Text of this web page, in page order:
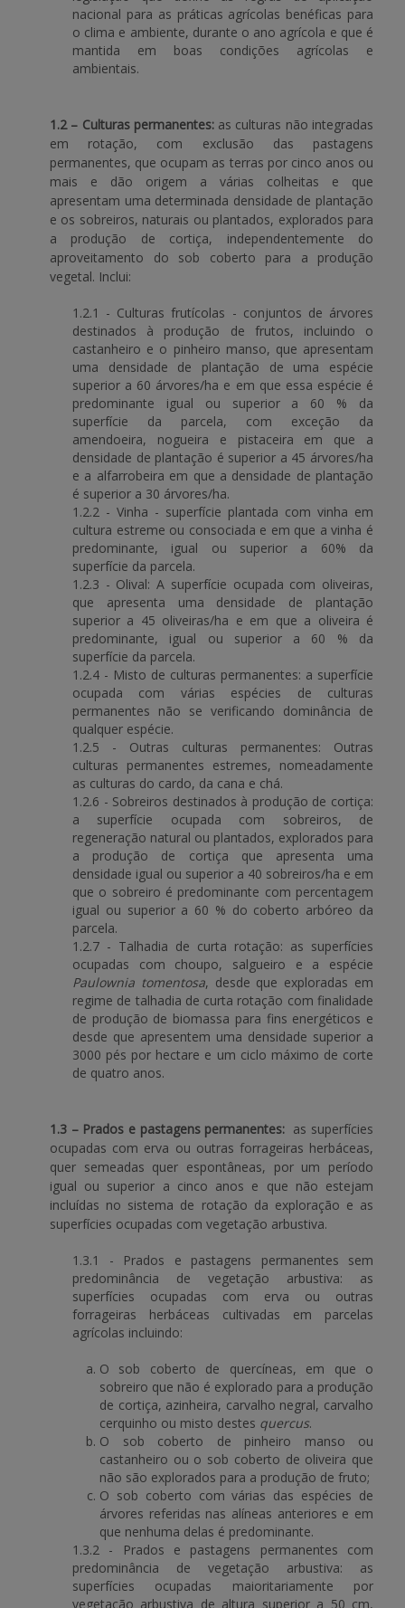
nacional para as práticas agrícolas benéficas para
o clima e ambiente, durante o ano agrícola e que é
mantida em boas condições agrícolas e
ambientais.
1.2 – Culturas permanentes:as culturas não integradas
em rotação, com exclusão das pastagens
permanentes, que ocupam as terras por cinco anos ou
mais e dão origem a várias colheitas e que
apresentam uma determinada densidade de plantação
e os sobreiros, naturais ou plantados, explorados para
a produção de cortiça, independentemente do
aproveitamento do sob coberto para a produção
vegetal. Inclui:
1.2.1 - Culturas frutícolas - conjuntos de árvores
destinados à produção de frutos, incluindo o
castanheiro e o pinheiro manso, que apresentam
uma densidade de plantação de uma espécie
superior a 60 árvores/ha e em que essa espécie é
predominante igual ou superior a 60 % da
superfície da parcela, com exceção da
amendoeira, nogueira e pistaceira em que a
densidade de plantação é superior a 45 árvores/ha
e a alfarrobeira em que a densidade de plantação
é superior a 30 árvores/ha.
1.2.2 - Vinha - superfície plantada com vinha em
cultura estreme ou consociada e em que a vinha é
predominante, igual ou superior a 60% da
superfície da parcela.
1.2.3 - Olival: A superfície ocupada com oliveiras,
que apresenta uma densidade de plantação
superior a 45 oliveiras/ha e em que a oliveira é
predominante, igual ou superior a 60 % da
superfície da parcela.
1.2.4 - Misto de culturas permanentes: a superfície
ocupada com várias espécies de culturas
permanentes não se verificando dominância de
qualquer espécie.
1.2.5 - Outras culturas permanentes: Outras
culturas permanentes estremes, nomeadamente
as culturas do cardo, da cana e chá.
1.2.6 - Sobreiros destinados à produção de cortiça:
a superfície ocupada com sobreiros, de
regeneração natural ou plantados, explorados para
a produção de cortiça que apresenta uma
densidade igual ou superior a 40 sobreiros/ha e em
que o sobreiro é predominante com percentagem
igual ou superior a 60 % do coberto arbóreo da
parcela.
1.2.7 - Talhadia de curta rotação: as superfícies
ocupadas com choupo, salgueiro e a espécie
Paulownia tomentosa, desde que exploradas em
regime de talhadia de curta rotação com finalidade
de produção de biomassa para fins energéticos e
desde que apresentem uma densidade superior a
3000 pés por hectare e um ciclo máximo de corte
de quatro anos.
1.3 – Prados e pastagens permanentes: as superfícies
ocupadas com erva ou outras forrageiras herbáceas,
quer semeadas quer espontâneas, por um período
igual ou superior a cinco anos e que não estejam
incluídas no sistema de rotação da exploração e as
superfícies ocupadas com vegetação arbustiva.
1.3.1 - Prados e pastagens permanentes sem
predominância de vegetação arbustiva: as
superfícies ocupadas com erva ou outras
forrageiras herbáceas cultivadas em parcelas
agrícolas incluindo:
O sob coberto de quercíneas, em que o
sobreiro que não é explorado para a produção
de cortiça, azinheira, carvalho negral, carvalho
cerquinho ou misto destes quercus.
O sob coberto de pinheiro manso ou
castanheiro ou o sob coberto de oliveira que
não são explorados para a produção de fruto;
O sob coberto com várias das espécies de
árvores referidas nas alíneas anteriores e em
que nenhuma delas é predominante.
1.3.2 - Prados e pastagens permanentes com
predominância de vegetação arbustiva: as
superfícies ocupadas maioritariamente por
vegetação arbustiva de altura superior a 50 cm,